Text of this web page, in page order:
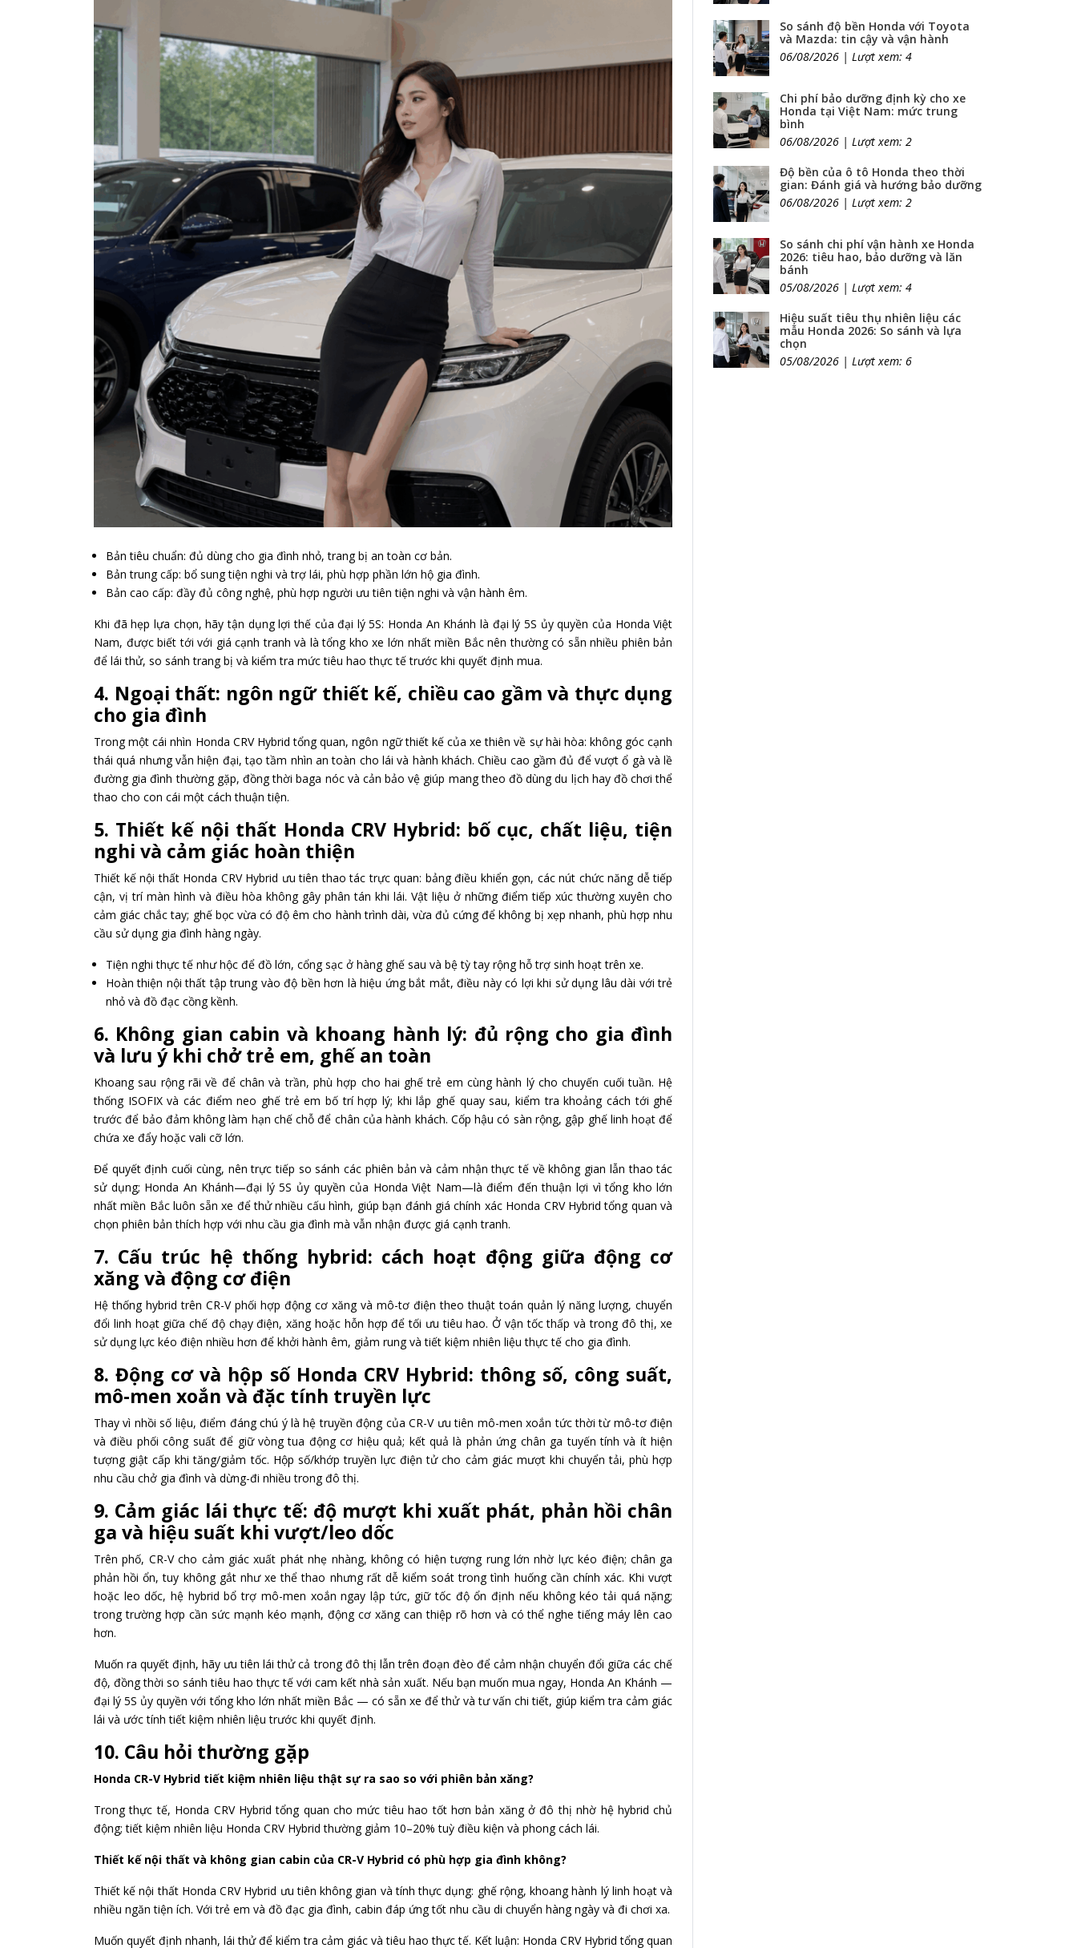
Bản tiêu chuẩn: đủ dùng cho gia đình nhỏ, trang bị an toàn cơ bản.
Bản trung cấp: bổ sung tiện nghi và trợ lái, phù hợp phần lớn hộ gia đình.
Bản cao cấp: đầy đủ công nghệ, phù hợp người ưu tiên tiện nghi và vận hành êm.
Khi đã hẹp lựa chọn, hãy tận dụng lợi thế của đại lý 5S: Honda An Khánh là đại lý 5S ủy quyền của Honda Việt
Nam, được biết tới với giá cạnh tranh và là tổng kho xe lớn nhất miền Bắc nên thường có sẵn nhiều phiên bản
để lái thử, so sánh trang bị và kiểm tra mức tiêu hao thực tế trước khi quyết định mua.
4. Ngoại thất: ngôn ngữ thiết kế, chiều cao gầm và thực dụng
cho gia đình
Trong một cái nhìn Honda CRV Hybrid tổng quan, ngôn ngữ thiết kế của xe thiên về sự hài hòa: không góc cạnh
thái quá nhưng vẫn hiện đại, tạo tầm nhìn an toàn cho lái và hành khách. Chiều cao gầm đủ để vượt ổ gà và lề
đường gia đình thường gặp, đồng thời baga nóc và cản bảo vệ giúp mang theo đồ dùng du lịch hay đồ chơi thể
thao cho con cái một cách thuận tiện.
5. Thiết kế nội thất Honda CRV Hybrid: bố cục, chất liệu, tiện
nghi và cảm giác hoàn thiện
Thiết kế nội thất Honda CRV Hybrid ưu tiên thao tác trực quan: bảng điều khiển gọn, các nút chức năng dễ tiếp
cận, vị trí màn hình và điều hòa không gây phân tán khi lái. Vật liệu ở những điểm tiếp xúc thường xuyên cho
cảm giác chắc tay; ghế bọc vừa có độ êm cho hành trình dài, vừa đủ cứng để không bị xẹp nhanh, phù hợp nhu
cầu sử dụng gia đình hàng ngày.
Tiện nghi thực tế như hộc để đồ lớn, cổng sạc ở hàng ghế sau và bệ tỳ tay rộng hỗ trợ sinh hoạt trên xe.
Hoàn thiện nội thất tập trung vào độ bền hơn là hiệu ứng bắt mắt, điều này có lợi khi sử dụng lâu dài với trẻ
nhỏ và đồ đạc cồng kềnh.
6. Không gian cabin và khoang hành lý: đủ rộng cho gia đình
và lưu ý khi chở trẻ em, ghế an toàn
Khoang sau rộng rãi về để chân và trần, phù hợp cho hai ghế trẻ em cùng hành lý cho chuyến cuối tuần. Hệ
thống ISOFIX và các điểm neo ghế trẻ em bố trí hợp lý; khi lắp ghế quay sau, kiểm tra khoảng cách tới ghế
trước để bảo đảm không làm hạn chế chỗ để chân của hành khách. Cốp hậu có sàn rộng, gập ghế linh hoạt để
chứa xe đẩy hoặc vali cỡ lớn.
Để quyết định cuối cùng, nên trực tiếp so sánh các phiên bản và cảm nhận thực tế về không gian lẫn thao tác
sử dụng; Honda An Khánh—đại lý 5S ủy quyền của Honda Việt Nam—là điểm đến thuận lợi vì tổng kho lớn
nhất miền Bắc luôn sẵn xe để thử nhiều cấu hình, giúp bạn đánh giá chính xác Honda CRV Hybrid tổng quan và
chọn phiên bản thích hợp với nhu cầu gia đình mà vẫn nhận được giá cạnh tranh.
7. Cấu trúc hệ thống hybrid: cách hoạt động giữa động cơ
xăng và động cơ điện
Hệ thống hybrid trên CR-V phối hợp động cơ xăng và mô-tơ điện theo thuật toán quản lý năng lượng, chuyển
đổi linh hoạt giữa chế độ chạy điện, xăng hoặc hỗn hợp để tối ưu tiêu hao. Ở vận tốc thấp và trong đô thị, xe
sử dụng lực kéo điện nhiều hơn để khởi hành êm, giảm rung và tiết kiệm nhiên liệu thực tế cho gia đình.
8. Động cơ và hộp số Honda CRV Hybrid: thông số, công suất,
mô-men xoắn và đặc tính truyền lực
Thay vì nhồi số liệu, điểm đáng chú ý là hệ truyền động của CR-V ưu tiên mô-men xoắn tức thời từ mô-tơ điện
và điều phối công suất để giữ vòng tua động cơ hiệu quả; kết quả là phản ứng chân ga tuyến tính và ít hiện
tượng giật cấp khi tăng/giảm tốc. Hộp số/khớp truyền lực điện tử cho cảm giác mượt khi chuyển tải, phù hợp
nhu cầu chở gia đình và dừng-đi nhiều trong đô thị.
9. Cảm giác lái thực tế: độ mượt khi xuất phát, phản hồi chân
ga và hiệu suất khi vượt/leo dốc
Trên phố, CR-V cho cảm giác xuất phát nhẹ nhàng, không có hiện tượng rung lớn nhờ lực kéo điện; chân ga
phản hồi ổn, tuy không gắt như xe thể thao nhưng rất dễ kiểm soát trong tình huống cần chính xác. Khi vượt
hoặc leo dốc, hệ hybrid bổ trợ mô-men xoắn ngay lập tức, giữ tốc độ ổn định nếu không kéo tải quá nặng;
trong trường hợp cần sức mạnh kéo mạnh, động cơ xăng can thiệp rõ hơn và có thể nghe tiếng máy lên cao
hơn.
Muốn ra quyết định, hãy ưu tiên lái thử cả trong đô thị lẫn trên đoạn đèo để cảm nhận chuyển đổi giữa các chế
độ, đồng thời so sánh tiêu hao thực tế với cam kết nhà sản xuất. Nếu bạn muốn mua ngay, Honda An Khánh —
đại lý 5S ủy quyền với tổng kho lớn nhất miền Bắc — có sẵn xe để thử và tư vấn chi tiết, giúp kiểm tra cảm giác
lái và ước tính tiết kiệm nhiên liệu trước khi quyết định.
10. Câu hỏi thường gặp
Honda CR-V Hybrid tiết kiệm nhiên liệu thật sự ra sao so với phiên bản xăng?
Trong thực tế, Honda CRV Hybrid tổng quan cho mức tiêu hao tốt hơn bản xăng ở đô thị nhờ hệ hybrid chủ
động; tiết kiệm nhiên liệu Honda CRV Hybrid thường giảm 10–20% tuỳ điều kiện và phong cách lái.
Thiết kế nội thất và không gian cabin của CR-V Hybrid có phù hợp gia đình không?
Thiết kế nội thất Honda CRV Hybrid ưu tiên không gian và tính thực dụng: ghế rộng, khoang hành lý linh hoạt và
nhiều ngăn tiện ích. Với trẻ em và đồ đạc gia đình, cabin đáp ứng tốt nhu cầu di chuyển hàng ngày và đi chơi xa.
Muốn quyết định nhanh, lái thử để kiểm tra cảm giác và tiêu hao thực tế. Kết luận: Honda CRV Hybrid tổng quan
So sánh độ bền Honda với Toyota
và Mazda: tin cậy và vận hành
06/08/2026 | Lượt xem: 4
Chi phí bảo dưỡng định kỳ cho xe
Honda tại Việt Nam: mức trung
bình
06/08/2026 | Lượt xem: 2
Độ bền của ô tô Honda theo thời
gian: Đánh giá và hướng bảo dưỡng
06/08/2026 | Lượt xem: 2
So sánh chi phí vận hành xe Honda
2026: tiêu hao, bảo dưỡng và lăn
bánh
05/08/2026 | Lượt xem: 4
Hiệu suất tiêu thụ nhiên liệu các
mẫu Honda 2026: So sánh và lựa
chọn
05/08/2026 | Lượt xem: 6